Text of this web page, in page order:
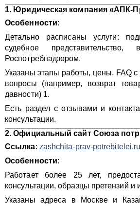
1. Юридическая компания «АПК-
Особенности:
Детально расписаны услуги:
судебное представительство,
Роспотребнадзором.
Указаны этапы работы, цены, FAQ с
вопросы (например, возврат
давности) 1.
Есть раздел с отзывами и
консультации.
2.Официальный сайт Союза
Ссылка: zashchita-prav-potrebitelei.ru
Особенности:
Работает более 25 лет,
консультации, образцы претензий и
Указаны адреса в Москве и